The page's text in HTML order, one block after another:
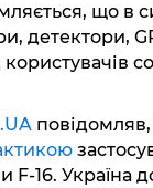
що в
детектори,
користувачів
16. Україна